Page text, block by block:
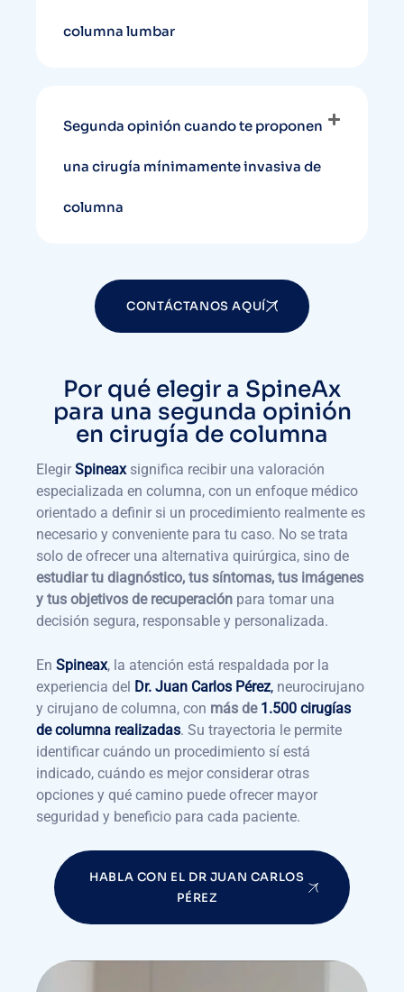
columna lumbar
Segunda opinión cuando te proponen
una cirugía mínimamente invasiva de
columna
CONTÁCTANOS AQUÍ
Por qué elegir a SpineAx
para una segunda opinión
en cirugía de columna
Elegir Spineax significa recibir una valoración
especializada en columna, con un enfoque médico
orientado a definir si un procedimiento realmente es
necesario y conveniente para tu caso. No se trata
solo de ofrecer una alternativa quirúrgica, sino de
estudiar tu diagnóstico, tus síntomas, tus imágenes
y tus objetivos de recuperación para tomar una
decisión segura, responsable y personalizada.
En Spineax, la atención está respaldada por la
experiencia del Dr. Juan Carlos Pérez, neurocirujano
y cirujano de columna, con más de 1.500 cirugías
de columna realizadas. Su trayectoria le permite
identificar cuándo un procedimiento sí está
indicado, cuándo es mejor considerar otras
opciones y qué camino puede ofrecer mayor
seguridad y beneficio para cada paciente.
HABLA CON EL DR JUAN CARLOS
PÉREZ